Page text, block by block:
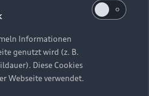
und Anordnung der
allen Abbildungen auf dieser
Informationen
genutzt wird (z. B.
Diese Cookies
Webseite verwendet.